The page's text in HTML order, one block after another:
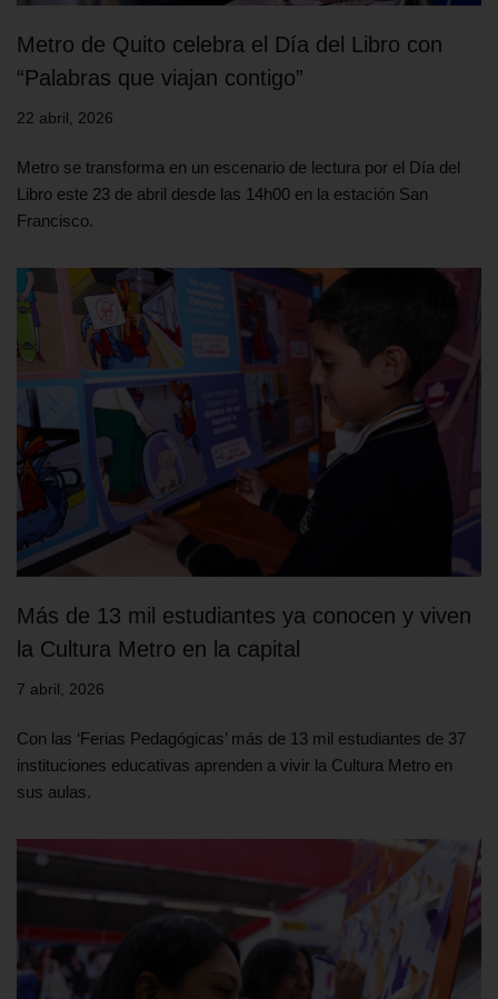
Metro de Quito celebra el Día del Libro con
“Palabras que viajan contigo”
22 abril, 2026
Metro se transforma en un escenario de lectura por el Día del
Libro este 23 de abril desde las 14h00 en la estación San
Francisco.
Más de 13 mil estudiantes ya conocen y viven
la Cultura Metro en la capital
7 abril, 2026
Con las ‘Ferias Pedagógicas’ más de 13 mil estudiantes de 37
instituciones educativas aprenden a vivir la Cultura Metro en
sus aulas.